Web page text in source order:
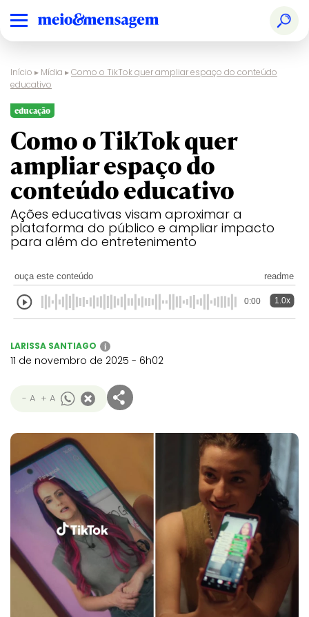
Início ▸ Mídia ▸Como o TikTok quer ampliar espaço do conteúdo
educativo
educação
Como o TikTok quer
ampliar espaço do
conteúdo educativo
Ações educativas visam aproximar a
plataforma do público e ampliar impacto
para além do entretenimento
ouça este conteúdo readme
0:00 1.0x
LARISSA SANTIAGO i
11 de novembro de 2025 - 6h02
- A + A